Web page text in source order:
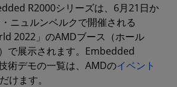
R2000シリーズは、6月21日か
ニュルンベルクで開催される
2022」のAMDブース（ホール
で展示されます。Embedded
術デモの一覧は、AMDのイベント
けます。